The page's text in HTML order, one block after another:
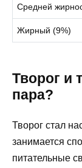
Средней
Жирный (9%)
Творог и
пара?
Творог стал
занимается
питательные